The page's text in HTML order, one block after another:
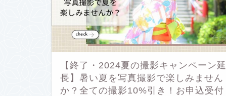
【終了・2024夏の撮影キャンペーン延
長】暑い夏を写真撮影で楽しみません
か？全ての撮影10%引き！お申込受付